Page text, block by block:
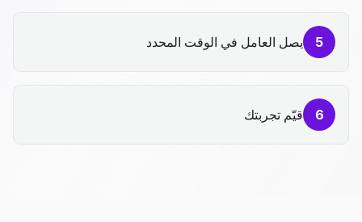
5 يصل العامل في الوقت المحدد
6 قيّم تجربتك